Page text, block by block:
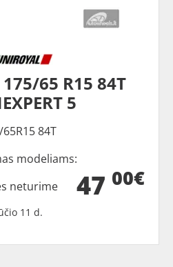
65 R15 84T
5
84T
modeliams:
47 00€
neturime
11 d.